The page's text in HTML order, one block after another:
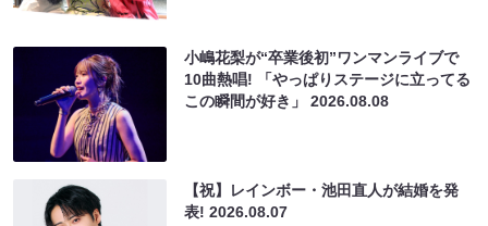
小嶋花梨が“卒業後初”ワンマンライブで
10曲熱唱! 「やっぱりステージに立ってる
この瞬間が好き」2026.08.08
【祝】レインボー・池田直人が結婚を発
表!2026.08.07